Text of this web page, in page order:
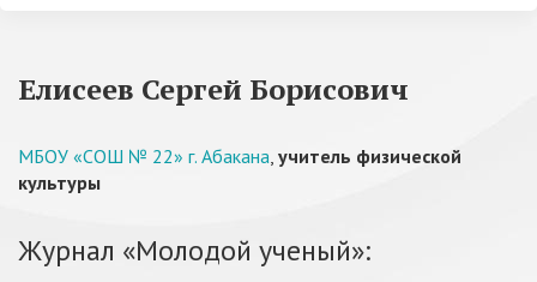
Елисеев Сергей Борисович
МБОУ «СОШ № 22» г. Абакана, учитель физической
культуры
Журнал «Молодой ученый»: